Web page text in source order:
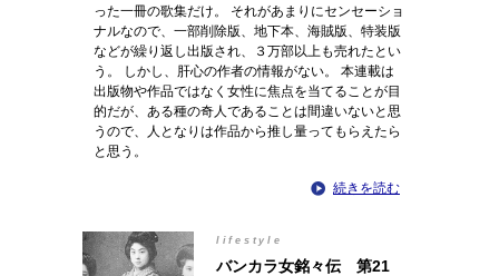
った一冊の歌集だけ。 それがあまりにセンセーショ
ナルなので、一部削除版、地下本、海賊版、特装版
などが繰り返し出版され、３万部以上も売れたとい
う。 しかし、肝心の作者の情報がない。 本連載は
出版物や作品ではなく女性に焦点を当てることが目
的だが、ある種の奇人であることは間違いないと思
うので、人となりは作品から推し量ってもらえたら
と思う。
続きを読む
lifestyle
バンカラ女銘々伝 第21